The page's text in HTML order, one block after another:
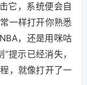
它，系统便会自
一样打开你熟悉
，还是用咪咕
提示已经消失，
，就像打开了一